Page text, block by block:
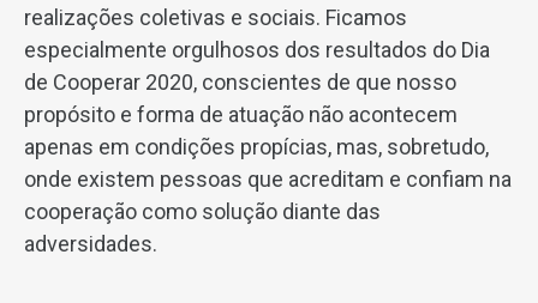
realizações coletivas e sociais. Ficamos
especialmente orgulhosos dos resultados do Dia
de Cooperar 2020, conscientes de que nosso
propósito e forma de atuação não acontecem
apenas em condições propícias, mas, sobretudo,
onde existem pessoas que acreditam e confiam na
cooperação como solução diante das
adversidades.